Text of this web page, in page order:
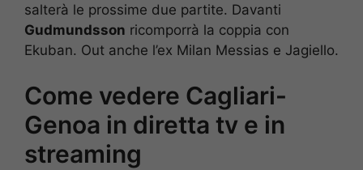
salterà le prossime due partite. Davanti
Gudmundsson ricomporrà la coppia con
Ekuban. Out anche l’ex Milan Messias e Jagiello.
Come vedere Cagliari-
Genoa in diretta tv e in
streaming